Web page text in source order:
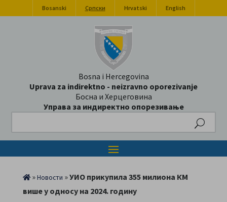
Bosanski Српски Hrvatski English
Bosna i Hercegovina
Uprava za indirektno - neizravno oporezivanje
Босна и Херцеговина
Управа за индиректно опорезивање
»Новости »УИО прикупила 355 милиона КМ
више у односу на 2024. годину